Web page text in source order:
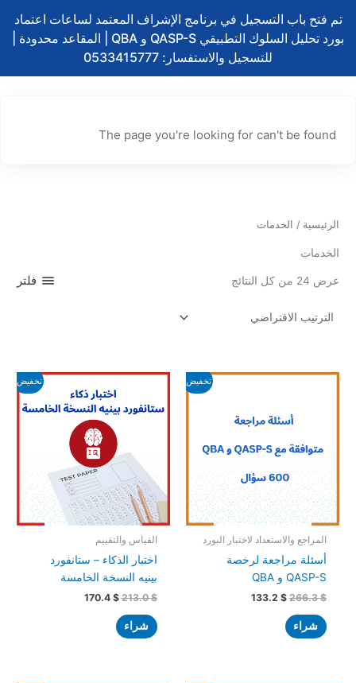
إلى
المحتوى
تم فتح باب التسجيل في برنامج الإشراف المعتمد لساعات اعتماد
بورد تحليل السلوك التطبيقي QASP-S و QBA | المقاعد محدودة |
للتسجيل والاستفسار: 0533415777
The page you're looking for can't be found
الرئيسية / الخدمات
الخدمات
عرض ⁦24⁩ من كل النتائج فلتر
تخفيض!
المراجع والاستعداد لاختبار البورد
أسئلة مراجعة لرخصة
QASP-S و QBA
266.3$
السعر
266.3 $.
133.2 $
السعر
133.2 $.
شراء
تخفيض!
القياس والتقييم
اختبار الذكاء – ستانفورد
بينيه النسخة الخامسة
213.0$
السعر
الأصلي
هو:
213.0 $.
170.4 $
السعر
الحالي
هو:
170.4 $.
شراء